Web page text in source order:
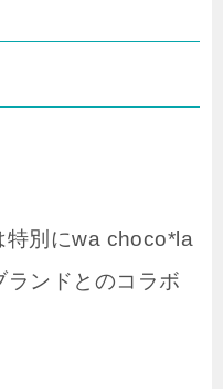
特別にwa choco*la
ランドとのコラボ